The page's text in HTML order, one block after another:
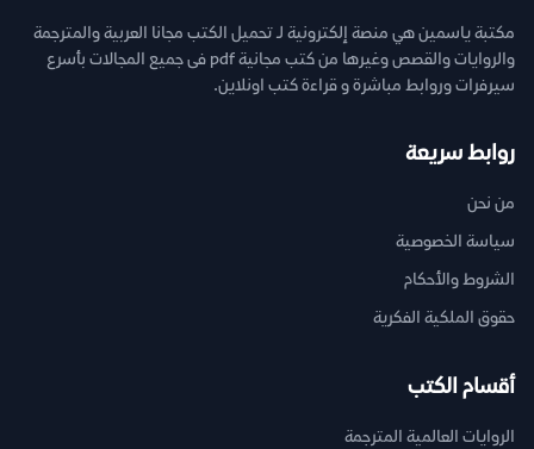
مكتبة ياسمين هي منصة إلكترونية لـ تحميل الكتب مجانا العربية والمترجمة
والروايات والقصص وغيرها من كتب مجانية pdf فى جميع المجالات بأسرع
سيرفرات وروابط مباشرة و قراءة كتب اونلاين.
روابط سريعة
من نحن
سياسة الخصوصية
الشروط والأحكام
حقوق الملكية الفكرية
أقسام الكتب
الروايات العالمية المترجمة